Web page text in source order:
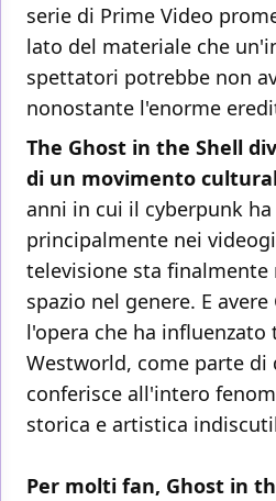
serie di Prime Video
lato del materiale che
spettatori potrebbe non
nonostante l'enorme
The Ghost in the Shell
di un movimento
anni in cui il cyberpunk
principalmente nei
televisione sta finalmente
spazio nel genere. E
l'opera che ha
Westworld, come parte di
conferisce all'intero
storica e artistica
Per molti fan, Ghost in